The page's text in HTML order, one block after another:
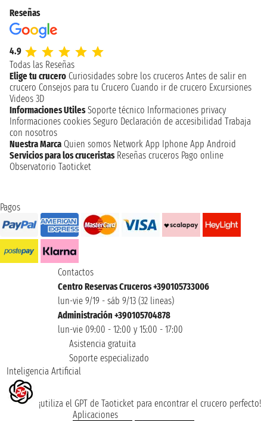
Reseñas
4.9
Todas las Reseñas
Elige tu crucero Curiosidades sobre los cruceros Antes de salir en
crucero Consejos para tu Crucero Cuando ir de crucero Excursiones
Videos 3D
Informaciones Utiles Soporte técnico Informaciones privacy
Informaciones cookies Seguro Declaración de accesibilidad Trabaja
con nosotros
Nuestra Marca Quien somos Network App Iphone App Android
Servicios para los cruceristas Reseñas cruceros Pago online
Observatorio Taoticket
Pagos
Contactos
Centro Reservas Cruceros +390105733006
lun-vie 9/19 - sáb 9/13 (32 lineas)
Administración +390105704878
lun-vie 09:00 - 12:00 y 15:00 - 17:00
Asistencia gratuita
Soporte especializado
Inteligencia Artificial
¡utiliza el GPT de Taoticket para encontrar el crucero perfecto!
Aplicaciones